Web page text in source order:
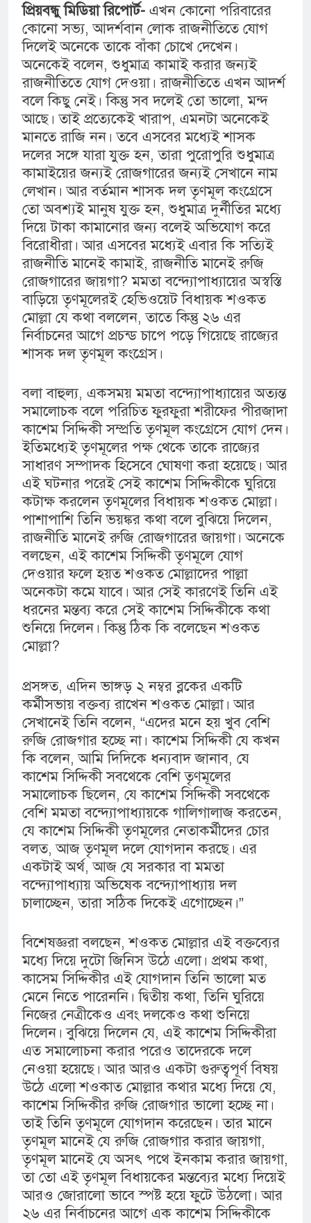
প্রিয়বন্ধু মিডিয়া রিপোর্ট- এখন কোনো পরিবারের
কোনো সভ্য, আদর্শবান লোক রাজনীতিতে যোগ
দিলেই অনেকে তাকে বাঁকা চোখে দেখেন।
অনেকেই বলেন, শুধুমাত্র কামাই করার জন্যই
রাজনীতিতে যোগ দেওয়া। রাজনীতিতে এখন আদর্শ
বলে কিছু নেই। কিন্তু সব দলেই তো ভালো, মন্দ
আছে। তাই প্রত্যেকেই খারাপ, এমনটা অনেকেই
মানতে রাজি নন। তবে এসবের মধ্যেই শাসক
দলের সঙ্গে যারা যুক্ত হন, তারা পুরোপুরি শুধুমাত্র
কামাইয়ের জন্যই রোজগারের জন্যই সেখানে নাম
লেখান। আর বর্তমান শাসক দল তৃণমূল কংগ্রেসে
তো অবশ্যই মানুষ যুক্ত হন, শুধুমাত্র দুর্নীতির মধ্যে
দিয়ে টাকা কামানোর জন্য বলেই অভিযোগ করে
বিরোধীরা। আর এসবের মধ্যেই এবার কি সত্যিই
রাজনীতি মানেই কামাই, রাজনীতি মানেই রুজি
রোজগারের জায়গা? মমতা বন্দ্যোপাধ্যায়ের অস্বস্তি
বাড়িয়ে তৃণমূলেরই হেভিওয়েট বিধায়ক শওকত
মোল্লা যে কথা বললেন, তাতে কিন্তু ২৬ এর
নির্বাচনের আগে প্রচন্ড চাপে পড়ে গিয়েছে রাজ্যের
শাসক দল তৃণমূল কংগ্রেস।
বলা বাহুল্য, একসময় মমতা বন্দ্যোপাধ্যায়ের অত্যন্ত
সমালোচক বলে পরিচিত ফুরফুরা শরীফের পীরজাদা
কাশেম সিদ্দিকী সম্প্রতি তৃণমূল কংগ্রেসে যোগ দেন।
ইতিমধ্যেই তৃণমূলের পক্ষ থেকে তাকে রাজ্যের
সাধারণ সম্পাদক হিসেবে ঘোষণা করা হয়েছে। আর
এই ঘটনার পরেই সেই কাশেম সিদ্দিকীকে ঘুরিয়ে
কটাক্ষ করলেন তৃণমূলের বিধায়ক শওকত মোল্লা।
পাশাপাশি তিনি ভয়ঙ্কর কথা বলে বুঝিয়ে দিলেন,
রাজনীতি মানেই রুজি রোজগারের জায়গা। অনেকে
বলছেন, এই কাশেম সিদ্দিকী তৃণমূলে যোগ
দেওয়ার ফলে হয়ত শওকত মোল্লাদের পাল্লা
অনেকটা কমে যাবে। আর সেই কারণেই তিনি এই
ধরনের মন্তব্য করে সেই কাশেম সিদ্দিকীকে কথা
শুনিয়ে দিলেন। কিন্তু ঠিক কি বলেছেন শওকত
মোল্লা?
প্রসঙ্গত, এদিন ভাঙ্গড় ২ নম্বর ব্লকের একটি
কর্মীসভায় বক্তব্য রাখেন শওকত মোল্লা। আর
সেখানেই তিনি বলেন, “এদের মনে হয় খুব বেশি
রুজি রোজগার হচ্ছে না। কাশেম সিদ্দিকী যে কখন
কি বলেন, আমি দিদিকে ধন্যবাদ জানাব, যে
কাশেম সিদ্দিকী সবথেকে বেশি তৃণমূলের
সমালোচক ছিলেন, যে কাশেম সিদ্দিকী সবথেকে
বেশি মমতা বন্দ্যোপাধ্যায়কে গালিগালাজ করতেন,
যে কাশেম সিদ্দিকী তৃণমূলের নেতাকর্মীদের চোর
বলত, আজ তৃণমূল দলে যোগদান করছে। এর
একটাই অর্থ, আজ যে সরকার বা মমতা
বন্দ্যোপাধ্যায় অভিষেক বন্দ্যোপাধ্যায় দল
চালাচ্ছেন, তারা সঠিক দিকেই এগোচ্ছেন।”
বিশেষজ্ঞরা বলছেন, শওকত মোল্লার এই বক্তব্যের
মধ্যে দিয়ে দুটো জিনিস উঠে এলো‌। প্রথম কথা,
কাসেম সিদ্দিকীর এই যোগদান তিনি ভালো মত
মেনে নিতে পারেননি। দ্বিতীয় কথা, তিনি ঘুরিয়ে
নিজের নেত্রীকেও এবং দলকেও কথা শুনিয়ে
দিলেন। বুঝিয়ে দিলেন যে, এই কাশেম সিদ্দিকীরা
এত সমালোচনা করার পরেও তাদেরকে দলে
নেওয়া হয়েছে। আর আরও একটা গুরুত্বপূর্ণ বিষয়
উঠে এলো শওকাত মোল্লার কথার মধ্যে দিয়ে যে,
কাশেম সিদ্দিকীর রুজি রোজগার ভালো হচ্ছে না।
তাই তিনি তৃণমূলে যোগদান করেছেন। তার মানে
তৃণমূল মানেই যে রুজি রোজগার করার জায়গা,
তৃণমূল মানেই যে অসৎ পথে ইনকাম করার জায়গা,
তা তো এই তৃণমূল বিধায়কের মন্তব্যের মধ্যে দিয়েই
আরও জোরালো ভাবে স্পষ্ট হয়ে ফুটে উঠলো। আর
২৬ এর নির্বাচনের আগে এক কাশেম সিদ্দিকীকে